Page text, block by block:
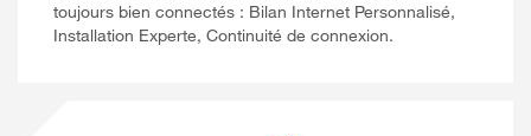
toujours bien connectés : Bilan Internet Personnalisé,
Installation Experte, Continuité de connexion.